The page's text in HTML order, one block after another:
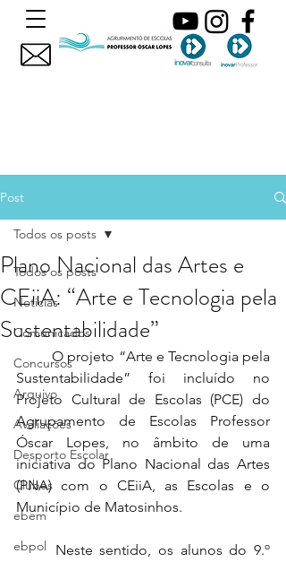
Post
Todos os posts
Noticias
Comunicados
Concursos
Arquivo
Avaliações
Desporto Escolar
Clubes
ebem
ebpol
Todos os posts
Plano Nacional das Artes e
CEiiA: “Arte e Tecnologia pela
Sustentabilidade”
	O projeto “Arte e Tecnologia pela
Sustentabilidade” foi incluído no
Projeto Cultural de Escolas (PCE) do
Agrupamento de Escolas Professor
Óscar Lopes, no âmbito de uma
iniciativa do Plano Nacional das Artes
(PNA) com o CEiiA, as Escolas e o
Município de Matosinhos.
	Neste sentido, os alunos do 9.º